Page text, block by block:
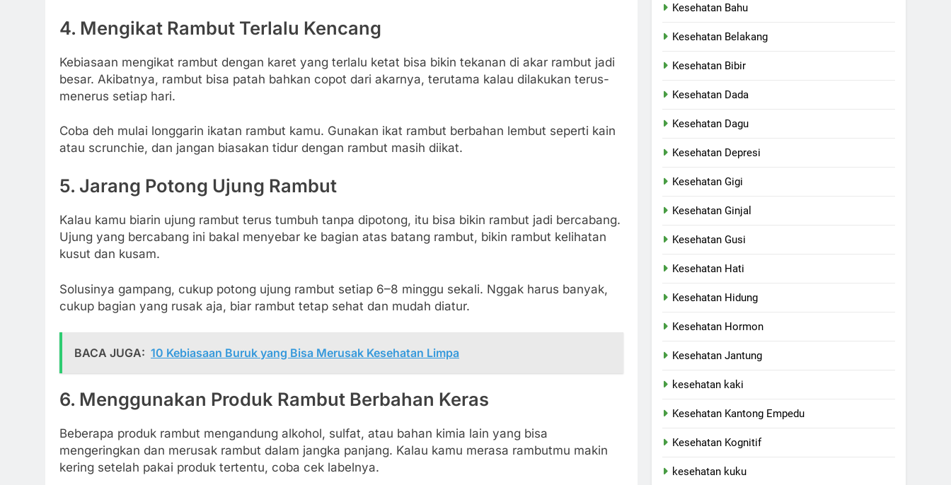
4. Mengikat Rambut Terlalu Kencang
Kebiasaan mengikat rambut dengan karet yang terlalu ketat bisa bikin tekanan di akar rambut jadi
besar. Akibatnya, rambut bisa patah bahkan copot dari akarnya, terutama kalau dilakukan terus-
menerus setiap hari.
Coba deh mulai longgarin ikatan rambut kamu. Gunakan ikat rambut berbahan lembut seperti kain
atau scrunchie, dan jangan biasakan tidur dengan rambut masih diikat.
5. Jarang Potong Ujung Rambut
Kalau kamu biarin ujung rambut terus tumbuh tanpa dipotong, itu bisa bikin rambut jadi bercabang.
Ujung yang bercabang ini bakal menyebar ke bagian atas batang rambut, bikin rambut kelihatan
kusut dan kusam.
Solusinya gampang, cukup potong ujung rambut setiap 6–8 minggu sekali. Nggak harus banyak,
cukup bagian yang rusak aja, biar rambut tetap sehat dan mudah diatur.
BACA JUGA: 10 Kebiasaan Buruk yang Bisa Merusak Kesehatan Limpa
6. Menggunakan Produk Rambut Berbahan Keras
Beberapa produk rambut mengandung alkohol, sulfat, atau bahan kimia lain yang bisa
mengeringkan dan merusak rambut dalam jangka panjang. Kalau kamu merasa rambutmu makin
kering setelah pakai produk tertentu, coba cek labelnya.
Kesehatan Bahu
Kesehatan Belakang
Kesehatan Bibir
Kesehatan Dada
Kesehatan Dagu
Kesehatan Depresi
Kesehatan Gigi
Kesehatan Ginjal
Kesehatan Gusi
Kesehatan Hati
Kesehatan Hidung
Kesehatan Hormon
Kesehatan Jantung
kesehatan kaki
Kesehatan Kantong Empedu
Kesehatan Kognitif
kesehatan kuku